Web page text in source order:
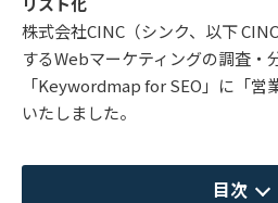
株式会社CINC（シンク、以下
するWebマーケティングの調査・
「Keywordmap for SEO」に「営
いたしました。
目次